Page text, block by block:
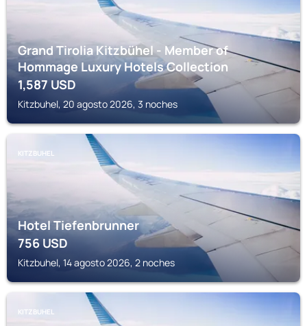
Grand Tirolia Kitzbühel - Member of
Hommage Luxury Hotels Collection
1,587 USD
Kitzbuhel, 20 agosto 2026, 3 noches
KITZBUHEL
Hotel Tiefenbrunner
756USD
Kitzbuhel, 14 agosto 2026, 2 noches
KITZBUHEL